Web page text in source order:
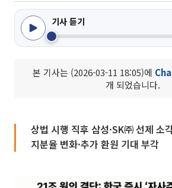
기사 듣기
본 기사는 (2026-03-11 18:05)에
개 되었습니다.
상법 시행 직후 삼성·SK㈜ 선제 소
지분율 변화·추가 환원 기대 부각